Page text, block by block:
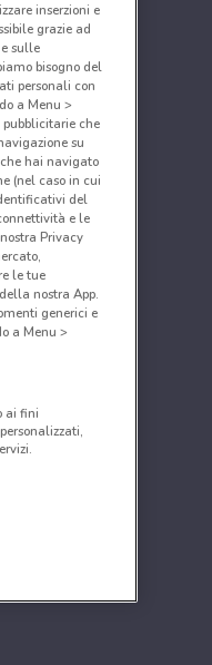
inserzioni e
grazie ad
sulle
bisogno del
personali con
a Menu >
pubblicitarie che
su
hai navigato
(nel caso in cui
del
e le
Privacy
le tue
nostra App.
generici e
a Menu >
ai fini